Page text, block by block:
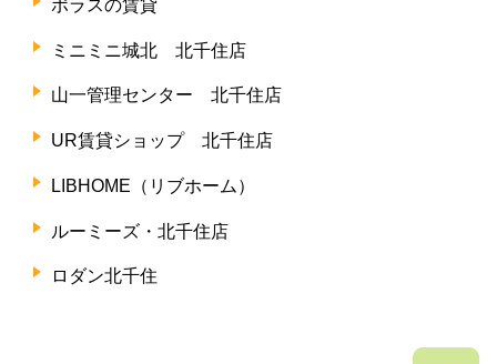
ポラスの賃貸
ミニミニ城北 北千住店
山一管理センター 北千住店
UR賃貸ショップ 北千住店
LIBHOME（リブホーム）
ルーミーズ・北千住店
ロダン北千住